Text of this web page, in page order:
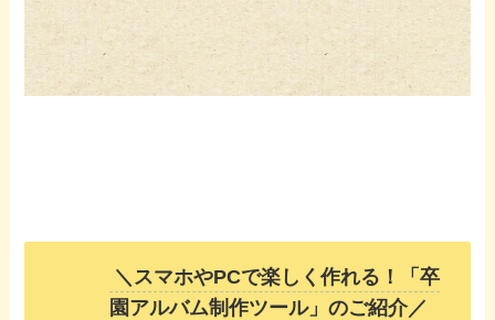
＼スマホやPCで楽しく作れる！「卒
園アルバム制作ツール」のご紹介／